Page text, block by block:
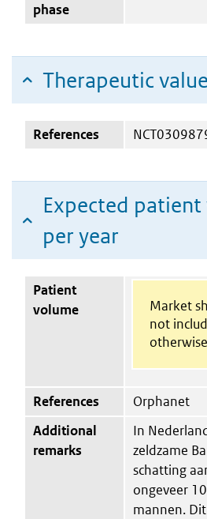
phase
Therapeutic value
References
Expected
per year
Patient
volume
Market
not
References
Orphanet
Additional
remarks
In
zeldzame
schatting
ongeveer
mannen.